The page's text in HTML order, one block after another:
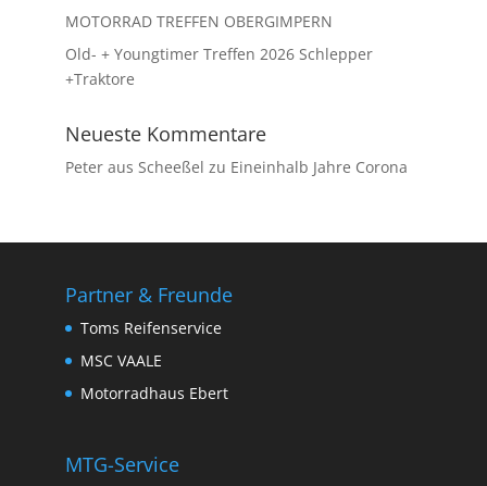
MOTORRAD TREFFEN OBERGIMPERN
Old- + Youngtimer Treffen 2026 Schlepper
+Traktore
Neueste Kommentare
Peter aus Scheeßel zu Eineinhalb Jahre Corona
Partner & Freunde
Toms Reifenservice
MSC VAALE
Motorradhaus Ebert
MTG-Service